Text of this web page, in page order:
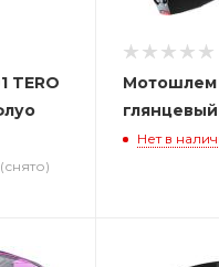
TERO
Мотошлем
Нет в